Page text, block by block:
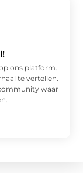
ons platform.
te vertellen.
waar